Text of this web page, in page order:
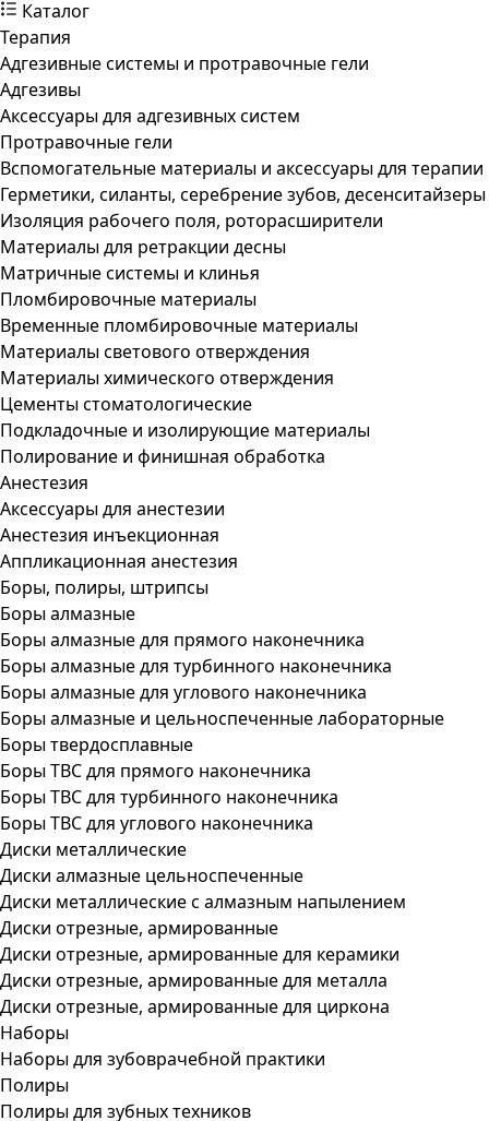
Каталог
Терапия
Адгезивные системы и протравочные гели
Адгезивы
Аксессуары для адгезивных систем
Протравочные гели
Вспомогательные материалы и аксессуары для терапии
Герметики, силанты, серебрение зубов, десенситайзеры
Изоляция рабочего поля, роторасширители
Материалы для ретракции десны
Матричные системы и клинья
Пломбировочные материалы
Временные пломбировочные материалы
Материалы светового отверждения
Материалы химического отверждения
Цементы стоматологические
Подкладочные и изолирующие материалы
Полирование и финишная обработка
Анестезия
Аксессуары для анестезии
Анестезия инъекционная
Аппликационная анестезия
Боры, полиры, штрипсы
Боры алмазные
Боры алмазные для прямого наконечника
Боры алмазные для турбинного наконечника
Боры алмазные для углового наконечника
Боры алмазные и цельноспеченные лабораторные
Боры твердосплавные
Боры ТВС для прямого наконечника
Боры ТВС для турбинного наконечника
Боры ТВС для углового наконечника
Диски металлические
Диски алмазные цельноспеченные
Диски металлические с алмазным напылением
Диски отрезные, армированные
Диски отрезные, армированные для керамики
Диски отрезные, армированные для металла
Диски отрезные, армированные для циркона
Наборы
Наборы для зубоврачебной практики
Полиры
Полиры для зубных техников